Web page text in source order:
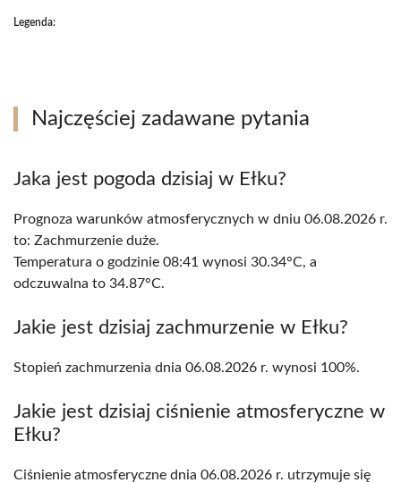
Legenda:
Najczęściej zadawane pytania
Jaka jest pogoda dzisiaj w Ełku?
Prognoza warunków atmosferycznych w dniu 06.08.2026 r.
to: Zachmurzenie duże.
Temperatura o godzinie 08:41 wynosi 30.34°C, a
odczuwalna to 34.87°C.
Jakie jest dzisiaj zachmurzenie w Ełku?
Stopień zachmurzenia dnia 06.08.2026 r. wynosi 100%.
Jakie jest dzisiaj ciśnienie atmosferyczne w
Ełku?
Ciśnienie atmosferyczne dnia 06.08.2026 r. utrzymuje się